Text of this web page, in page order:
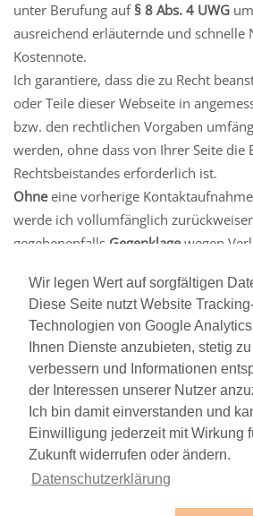
Wir legen Wert auf sorgfältigen
Diese Seite nutzt Website
Technologien von Google
Ihnen Dienste anzubieten, stetig zu
verbessern und Informationen
der Interessen unserer Nutzer
Ich bin damit einverstanden und
Einwilligung jederzeit mit Wirkung
Zukunft widerrufen oder ändern.
Datenschutzerklärung
unter Berufung auf § 8 Abs. 4 UWG
ausreichend erläuternde und schnelle
Kostennote.
Ich garantiere, dass die zu Recht
oder Teile dieser Webseite in
bzw. den rechtlichen Vorgaben
werden, ohne dass von Ihrer Seite die
Rechtsbeistandes erforderlich ist.
Ohneeine vorherige
werde ich vollumfänglich
gegebenenfalls Gegenklagewegen
Corporate Design &Webdesignmade
Marketing Consulting & Creation
Impressum Datenschutz